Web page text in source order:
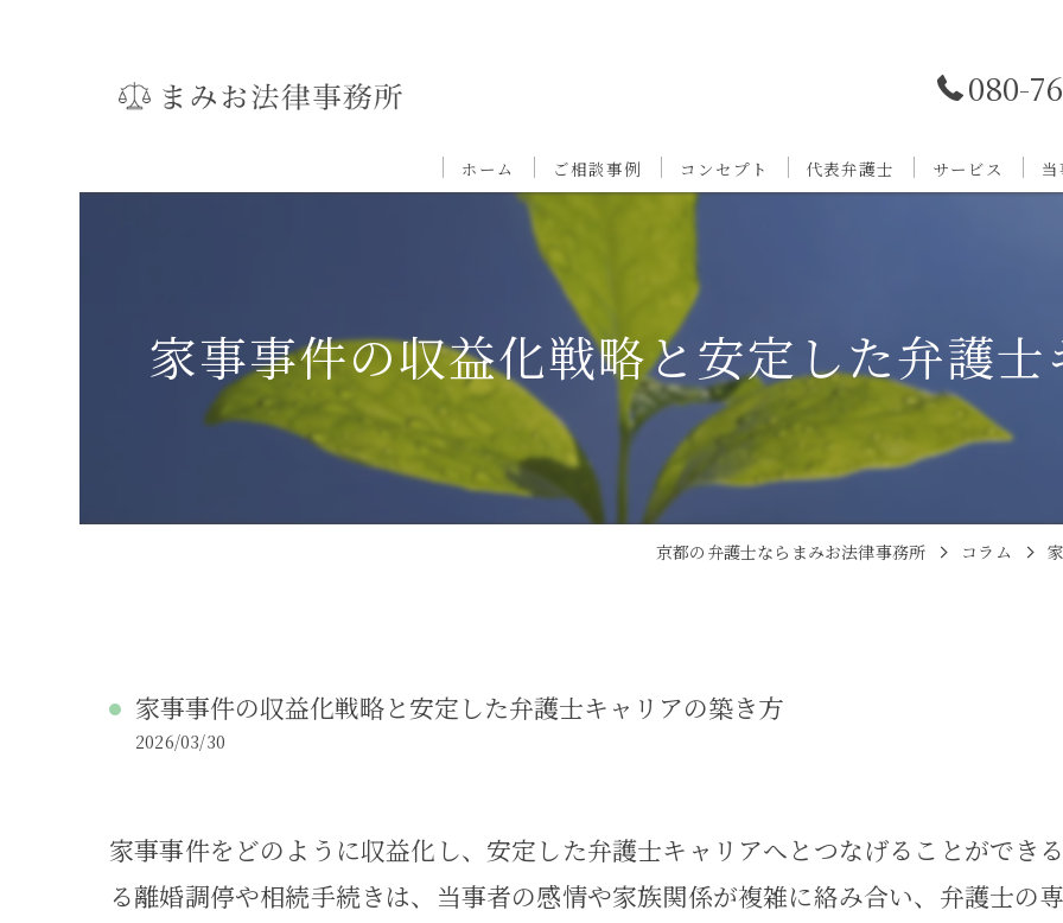
080-
ホーム ご相談事例 コンセプト 代表弁護士 サービス
家事事件の収益化戦略と安定した弁護
京都の弁護士ならまみお法律事務所 コラム
家事事件の収益化戦略と安定した弁護士キャリアの築き方
2026/03/30
家事事件をどのように収益化し、安定した弁護士キャリアへとつなげることができ
る離婚調停や相続手続きは、当事者の感情や家族関係が複雑に絡み合い、弁護士の